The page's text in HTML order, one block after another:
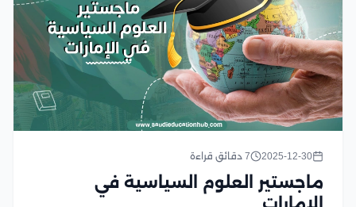
2025-12-30 7 دقائق قراءة
ماجستير العلوم السياسية في